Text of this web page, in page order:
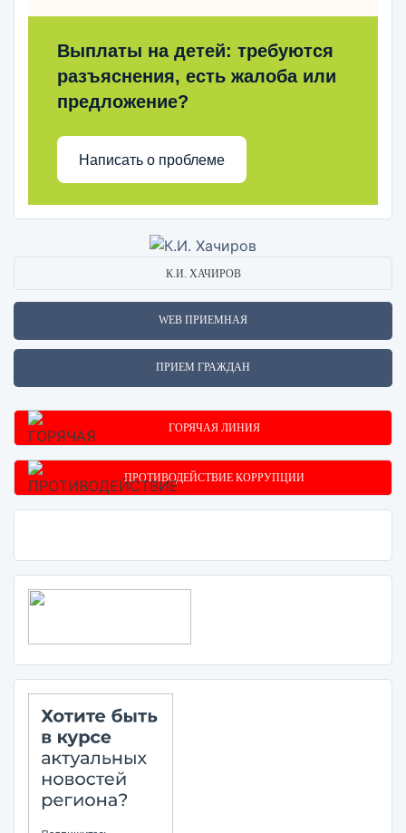
Выплаты на детей: требуются
разъяснения, есть жалоба или
предложение?
Написать о проблеме
К.И. ХАЧИРОВ
WEB ПРИЕМНАЯ
ПРИЕМ ГРАЖДАН
ГОРЯЧАЯ ЛИНИЯ
ПРОТИВОДЕЙСТВИЕ КОРРУПЦИИ